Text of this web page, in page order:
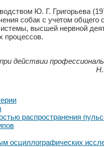
Ю. Г. Григорьева
собак с учетом общего
высшей нервной
процессов.
действии
распространения
осциллографических